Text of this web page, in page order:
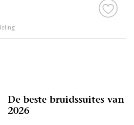
De beste bruidssuites van
2026